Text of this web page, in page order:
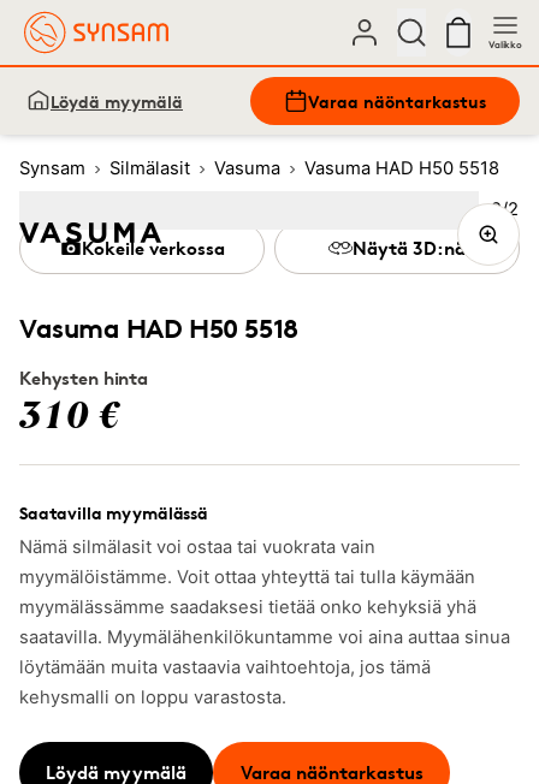
Valikko
Löydä myymälä Varaa näöntarkastus
Synsam Silmälasit Vasuma Vasuma HAD H50 5518
Vasuma HAD H50 5518
Kehysten hinta
310 €
Saatavilla myymälässä
Nämä silmälasit voi ostaa tai vuokrata vain
myymälöistämme. Voit ottaa yhteyttä tai tulla käymään
myymälässämme saadaksesi tietää onko kehyksiä yhä
saatavilla. Myymälähenkilökuntamme voi aina auttaa sinua
löytämään muita vastaavia vaihtoehtoja, jos tämä
kehysmalli on loppu varastosta.
Löydä myymälä Varaa näöntarkastus
Kokeile verkossa Näytä 3D:nä
Kuva
2/2
Image (Current image)